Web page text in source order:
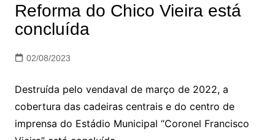
Reforma do Chico Vieira está
concluída
02/08/2023
Destruída pelo vendaval de março de 2022, a
cobertura das cadeiras centrais e do centro de
imprensa do Estádio Municipal “Coronel Francisco